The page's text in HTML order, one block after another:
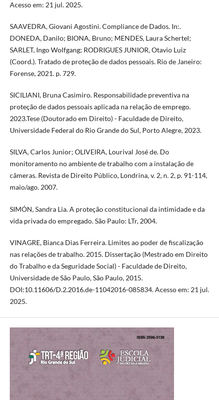
Acesso em: 21 jul. 2025.
SAAVEDRA, Giovani Agostini. Compliance de Dados. In:.
DONEDA, Danilo; BIONA, Bruno; MENDES, Laura Schertel;
SARLET, Ingo Wolfgang; RODRIGUES JUNIOR, Otavio Luiz
(Coord.). Tratado de proteção de dados pessoais. Rio de Janeiro:
Forense, 2021. p. 729.
SICILIANI, Bruna Casimiro. Responsabilidade preventiva na
proteção de dados pessoais aplicada na relação de emprego.
2023.Tese (Doutorado em Direito) - Faculdade de Direito,
Universidade Federal do Rio Grande do Sul, Porto Alegre, 2023.
SILVA, Carlos Junior; OLIVEIRA, Lourival José de. Do
monitoramento no ambiente de trabalho com a instalação de
câmeras. Revista de Direito Público, Londrina, v. 2, n. 2, p. 91-114,
maio/ago. 2007.
SIMÓN, Sandra Lia. A proteção constitucional da intimidade e da
vida privada do empregado. São Paulo: LTr, 2004.
VINAGRE, Bianca Dias Ferreira. Limites ao poder de fiscalização
nas relações de trabalho. 2015. Dissertação (Mestrado em Direito
do Trabalho e da Seguridade Social) - Faculdade de Direito,
Universidade de São Paulo, São Paulo, 2015.
DOI:10.11606/D.2.2016.de-11042016-085834. Acesso em: 21 jul.
2025.